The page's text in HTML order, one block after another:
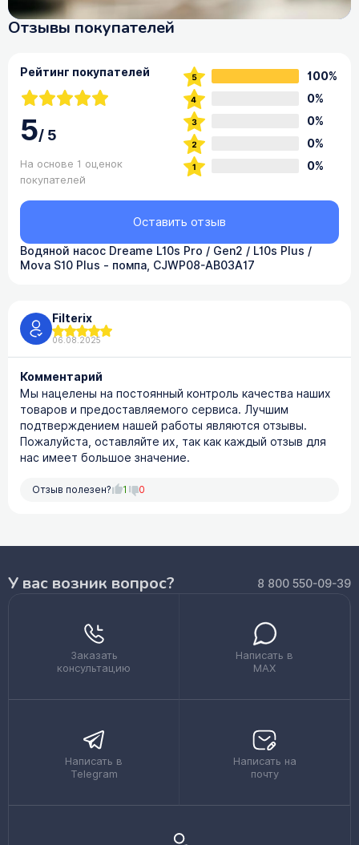
Отзывы покупателей
Рейтинг покупателей
5/5
На основе 1 оценок
покупателей
100%
0%
0%
0%
0%
Водяной насос Dreame L10s Pro / Gen2 / L10s Plus /
Mova S10 Plus - помпа, CJWP08-AB03A17
Оставить отзыв
Filterix
06.08.2025
Комментарий
Мы нацелены на постоянный контроль качества наших
товаров и предоставляемого сервиса. Лучшим
подтверждением нашей работы являются отзывы.
Пожалуйста, оставляйте их, так как каждый отзыв для
нас имеет большое значение.
Отзыв полезен? 1 0
У вас возник вопрос? 8 800 550-09-39
Заказать
консультацию
Написать в
MAX
Написать в
Telegram
Написать на
почту